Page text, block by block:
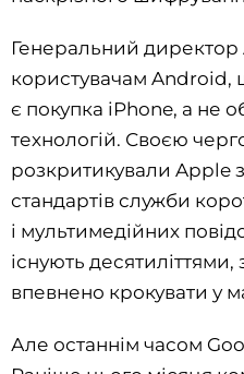
Генеральний директор
користувачам
є покупка iPhone, а не
технологій. Своєю
розкритикували Apple
стандартів служби
і мультимедійних
існують десятиліттями,
впевнено крокувати у
Але останнім часом